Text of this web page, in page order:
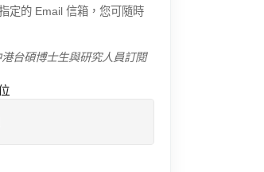
定的 Email 信箱，您可隨時
台碩博士生與研究人員訂閱